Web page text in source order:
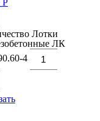
Лотки
ЛК
4